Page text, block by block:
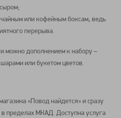
или кофейным боксам, ведь
перерыва.
можно дополнением к набору –
или букетом цветов.
«Повод найдется» и сразу
пределах МКАД. Доступна услуга